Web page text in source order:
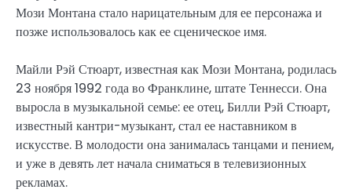
Мози Монтана стало нарицательным для ее персонажа и
позже использовалось как ее сценическое имя.
Майли Рэй Стюарт, известная как Мози Монтана, родилась
23 ноября 1992 года во Франклине, штате Теннесси. Она
выросла в музыкальной семье: ее отец, Билли Рэй Стюарт,
известный кантри-музыкант, стал ее наставником в
искусстве. В молодости она занималась танцами и пением,
и уже в девять лет начала сниматься в телевизионных
рекламах.